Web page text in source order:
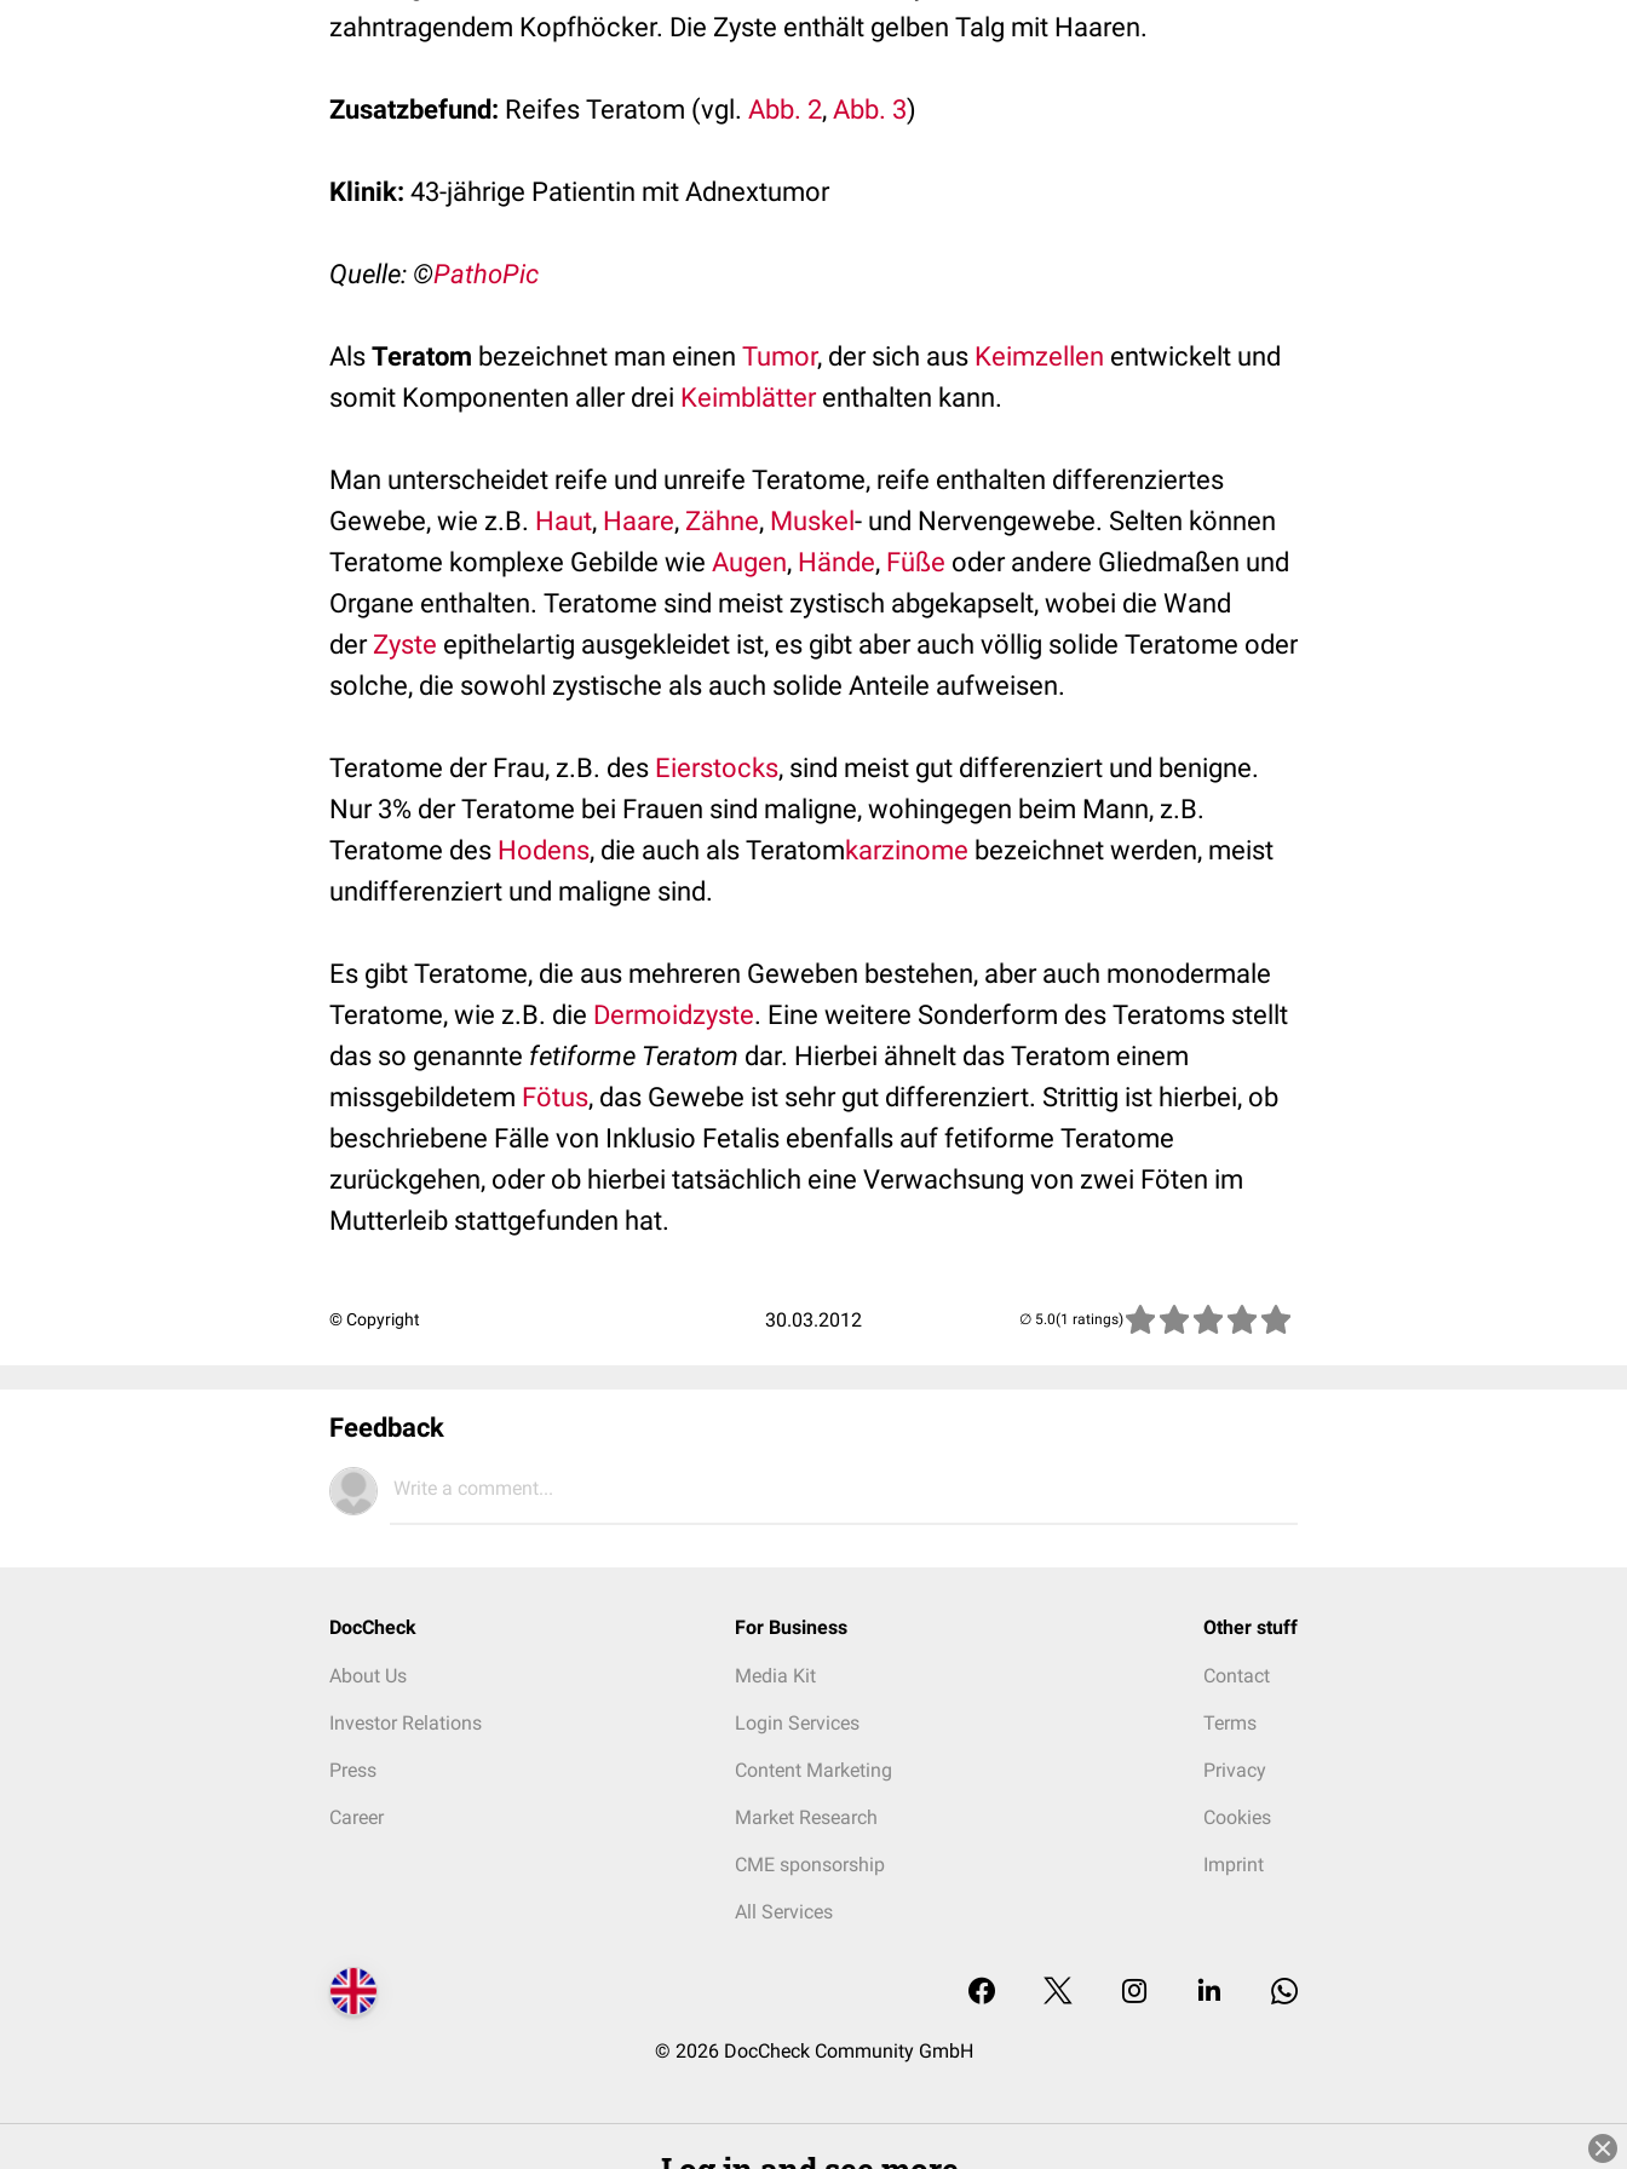
zahntragendem Kopfhöcker. Die Zyste enthält gelben Talg mit Haaren.
Zusatzbefund: Reifes Teratom (vgl. Abb. 2, Abb. 3)
Klinik: 43-jährige Patientin mit Adnextumor
Quelle: ©PathoPic
Als Teratom bezeichnet man einen Tumor, der sich aus Keimzellen entwickelt und
somit Komponenten aller drei Keimblätterenthalten kann.
Man unterscheidet reife und unreife Teratome, reife enthalten differenziertes
Gewebe, wie z.B. Haut, Haare, Zähne, Muskel- und Nervengewebe. Selten können
Teratome komplexe Gebilde wie Augen, Hände, Füße oder andere Gliedmaßen und
Organe enthalten. Teratome sind meist zystisch abgekapselt, wobei die Wand
der Zyste epithelartig ausgekleidet ist, es gibt aber auch völlig solide Teratome oder
solche, die sowohl zystische als auch solide Anteile aufweisen.
Teratome der Frau, z.B. des Eierstocks, sind meist gut differenziert und benigne.
Nur 3% der Teratome bei Frauen sind maligne, wohingegen beim Mann, z.B.
Teratome des Hodens, die auch als Teratomkarzinome bezeichnet werden, meist
undifferenziert und maligne sind.
Es gibt Teratome, die aus mehreren Geweben bestehen, aber auch monodermale
Teratome, wie z.B. die Dermoidzyste. Eine weitere Sonderform des Teratoms stellt
das so genannte fetiforme Teratom dar. Hierbei ähnelt das Teratom einem
missgebildetem Fötus, das Gewebe ist sehr gut differenziert. Strittig ist hierbei, ob
beschriebene Fälle von Inklusio Fetalis ebenfalls auf fetiforme Teratome
zurückgehen, oder ob hierbei tatsächlich eine Verwachsung von zwei Föten im
Mutterleib stattgefunden hat.
© Copyright 30.03.2012 (1 ratings)
Feedback
Write a comment...
DocCheck
About Us
Investor Relations
Press
Career
For Business
Media Kit
Login Services
Content Marketing
Market Research
CME sponsorship
All Services
Other stuff
Contact
Terms
Privacy
Cookies
Imprint
© 2026 DocCheck Community GmbH